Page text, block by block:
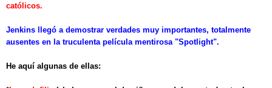
católicos.
Jenkins llegó a demostrar verdades muy importantes, totalmente
ausentes en la truculenta película mentirosa "Spotlight".
He aquí algunas de ellas: